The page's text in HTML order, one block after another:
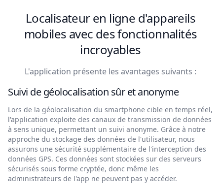
Localisateur en ligne d'appareils
mobiles avec des fonctionnalités
incroyables
L'application présente les avantages suivants :
Suivi de géolocalisation sûr et anonyme
Lors de la géolocalisation du smartphone cible en temps réel,
l'application exploite des canaux de transmission de données
à sens unique, permettant un suivi anonyme. Grâce à notre
approche du stockage des données de l'utilisateur, nous
assurons une sécurité supplémentaire de l'interception des
données GPS. Ces données sont stockées sur des serveurs
sécurisés sous forme cryptée, donc même les
administrateurs de l'app ne peuvent pas y accéder.